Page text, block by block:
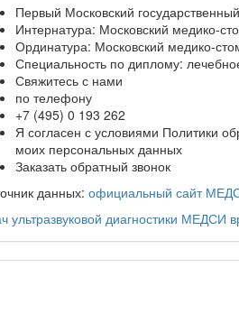
Первый Московский
Интернатура: Московский медико-
Ординатура: Московский медико-
Специальность по диплому:
Свяжитесь с нами
по телефону
+7 (495) 0 193 262
Я согласен с условиями Политики
моих персональных данных
Заказать обратный звонок
данных: официальный сайт
ультразвуковой диагностики МЕДСИ